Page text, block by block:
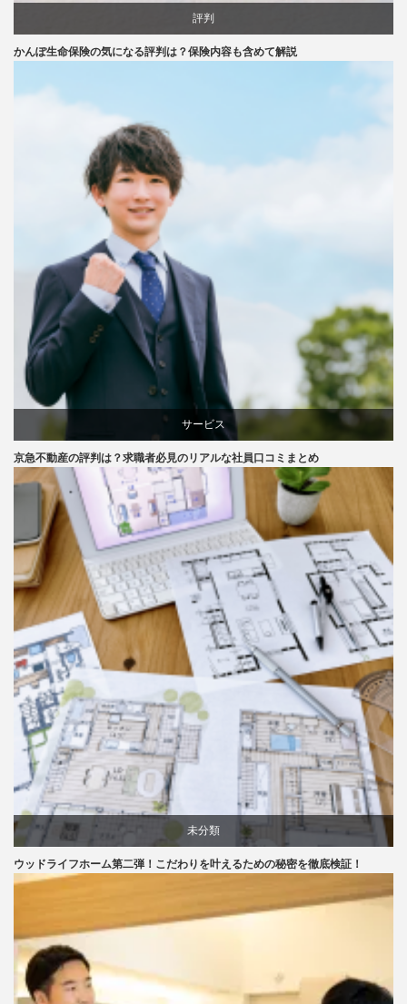
評判
かんぽ生命保険の気になる評判は？保険内容も含めて解説
サービス
評判
京急不動産の評判は？求職者必見のリアルな社員口コミまとめ
未分類
ウッドライフホーム第二弾！こだわりを叶えるための秘密を徹底検証！